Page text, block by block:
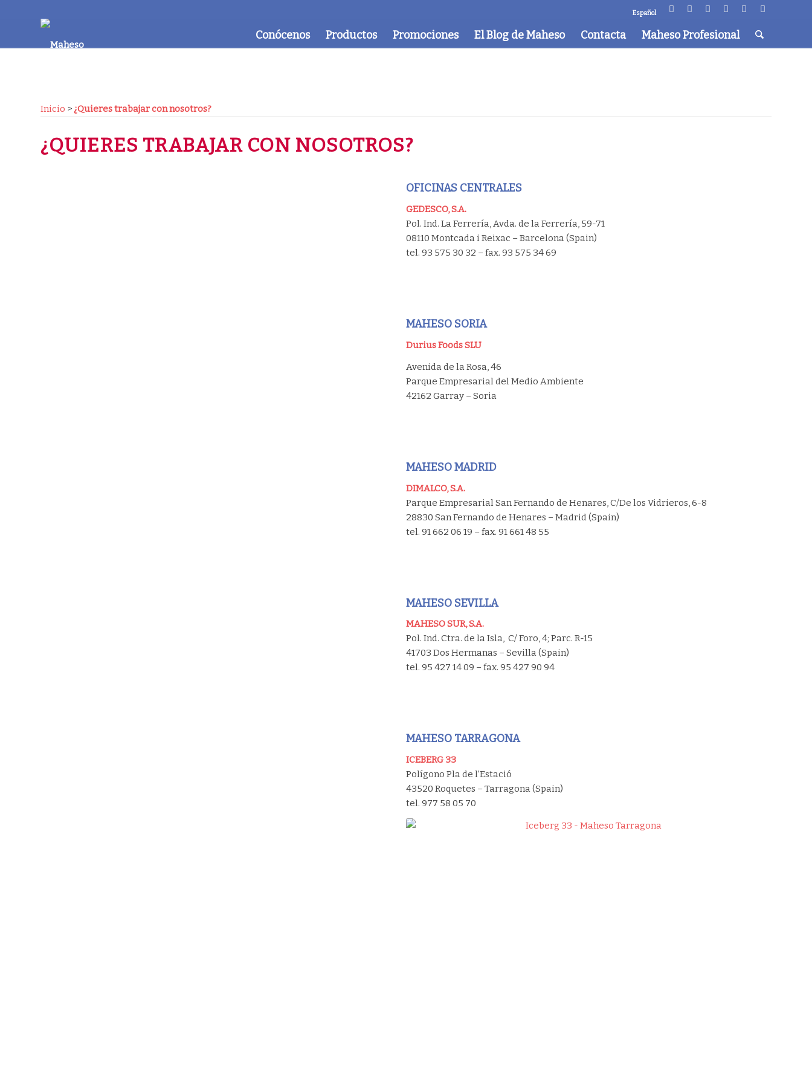
Español
Conócenos Productos Promociones El Blog de Maheso Contacta Maheso Profesional
Inicio > ¿Quieres trabajar con nosotros?
¿QUIERES TRABAJAR CON NOSOTROS?
OFICINAS CENTRALES
GEDESCO, S.A.
Pol. Ind. La Ferrería, Avda. de la Ferrería, 59-71
08110 Montcada i Reixac – Barcelona (Spain)
tel. 93 575 30 32 – fax. 93 575 34 69
MAHESO SORIA
Durius Foods SLU
Avenida de la Rosa, 46
Parque Empresarial del Medio Ambiente
42162 Garray – Soria
MAHESO MADRID
DIMALCO, S.A.
Parque Empresarial San Fernando de Henares, C/De los Vidrieros, 6-8
28830 San Fernando de Henares – Madrid (Spain)
tel. 91 662 06 19 – fax. 91 661 48 55
MAHESO SEVILLA
MAHESO SUR, S.A.
Pol. Ind. Ctra. de la Isla, C/ Foro, 4; Parc. R-15
41703 Dos Hermanas – Sevilla (Spain)
tel. 95 427 14 09 – fax. 95 427 90 94
MAHESO TARRAGONA
ICEBERG 33
Polígono Pla de l’Estació
43520 Roquetes – Tarragona (Spain)
tel. 977 58 05 70